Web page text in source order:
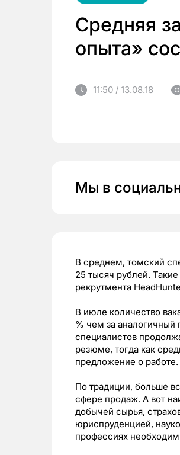
Средняя
опыта»
11:50 / 13.08.18
Мы в
В среднем, томский
25 тысяч рублей.
рекрутмента
В июле количество
% чем за аналогичный
специалистов
резюме, тогда как
предложение о работе.
По традиции, больше
сфере продаж. А вот
добычей сырья,
юриспруденцией,
профессиях